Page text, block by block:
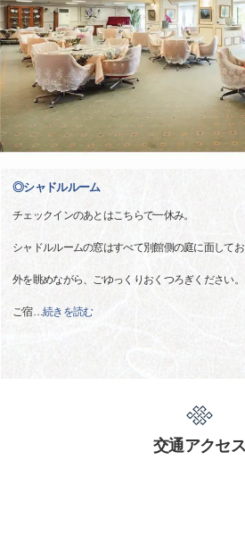
◎シャドルルーム
チェックインのあとはこちらで一休み。
シャドルルームの窓はすべて別館側の庭に面してお
外を眺めながら、ごゆっくりおくつろぎください。
ご宿… 続きを読む
交通アクセス